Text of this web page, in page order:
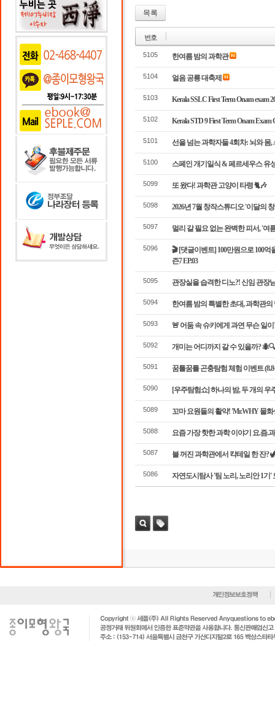
목록
번호
5105 한여름 밤의 과학관
5104 얼음 공룡 대축제
5103 Kerala SSLC First Term Onam exam
5102 Kerala STD 9 First Term Onam Exam
5101 선을 넘는 과학자들 4회차: 뇌와 몸
5100 스페인 개기일식 & 페르세우스 유
5099 또 왔다! 과학관 고양이 타령 🐈🎶
5098 2026년 7월 창작스튜디오 '이달의
5097 멀리 갈 필요 없는 완벽한 피서, '여
5096
🎬 [댓글이벤트] 100만원으로 100
즌7 EP.03
5095 관장실을 습격한 디노?! 신임 관장
5094 한여름 밤의 특별한 초대, 과학관의
5093 🚨 어둠 속 슈키에게 과연 무슨 일이
5092 개미는 어디까지 갈 수 있을까?
5091 꿈틀꿈틀 곤충탐험 체험 이벤트
5090 [우주탐험쇼] 하나의 밤, 두 개의
5089 꼬마 요원들의 활약! 'Mr.WHY 물
5088 요즘 가장 핫한 과학 이야기 요.즘.
5087 불 꺼진 과학관에서 칵테일 한 잔?
5086 자연도시탐사 '팀 노리, 노리안 1기'